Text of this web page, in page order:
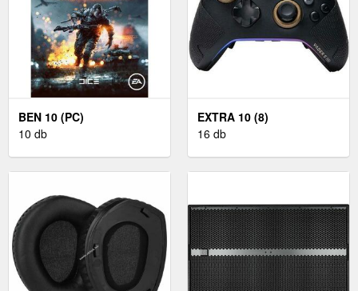
BEN 10 (PC)
10 db
EXTRA 10 (8)
16 db